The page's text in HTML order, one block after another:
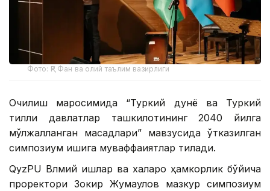
Фото: ҚР Фан ва олий таълим вазирлиги
Очилиш маросимида “Туркий дунё ва Туркий
тилли давлатлар ташкилотининг 2040 йилга
мўлжалланган мақсадлари” мавзусида ўтказилган
симпозиум ишига муваффақиятлар тилади.
QyzPU Bлмий ишлар ва халқаро ҳамкорлик бўйича
проректори Зокир Жумақулов мазкур симпозиум